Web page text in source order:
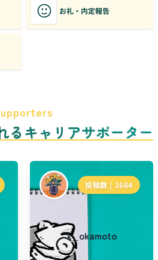
お礼・内定報告
るキャリアサポーター
投稿数 | 1664
k_okamoto